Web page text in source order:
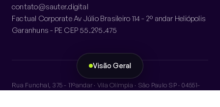
contato@sauter.digital
Factual Corporate Av Júlio Brasileiro 114 - 2º andar Heliópolis
Garanhuns - PE CEP 55.295.475
Rua Funchal, 375 - 11ºandar · Vila Olímpia · São Paulo SP · 04551-
Visão Geral